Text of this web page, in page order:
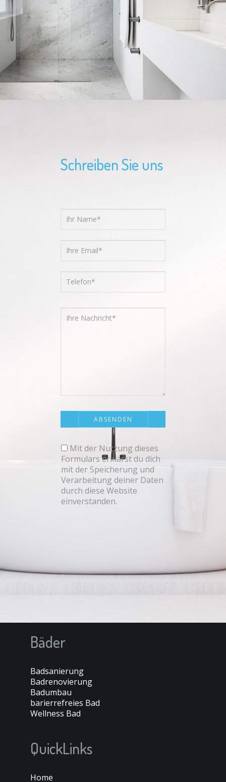
Schreiben Sie uns
Mit der Nutzung dieses
Formulars erklärst du dich
mit der Speicherung und
Verarbeitung deiner Daten
durch diese Website
einverstanden.
Bäder
Badsanierung
Badrenovierung
Badumbau
barierrefreies Bad
Wellness Bad
QuickLinks
Home